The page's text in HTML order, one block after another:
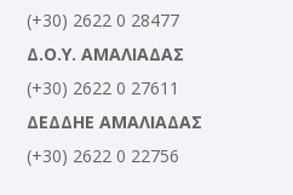
(+30) 2622 0 28477
Δ.Ο.Υ. ΑΜΑΛΙΑΔΑΣ
(+30) 2622 0 27611
ΔΕΔΔΗΕ ΑΜΑΛΙΑΔΑΣ
(+30) 2622 0 22756